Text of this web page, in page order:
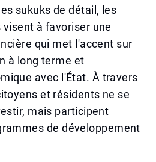
sukuks de détail, les
à favoriser une
qui met l'accent sur
à long terme et
avec l'État. À travers
et résidents ne se
mais participent
de développement